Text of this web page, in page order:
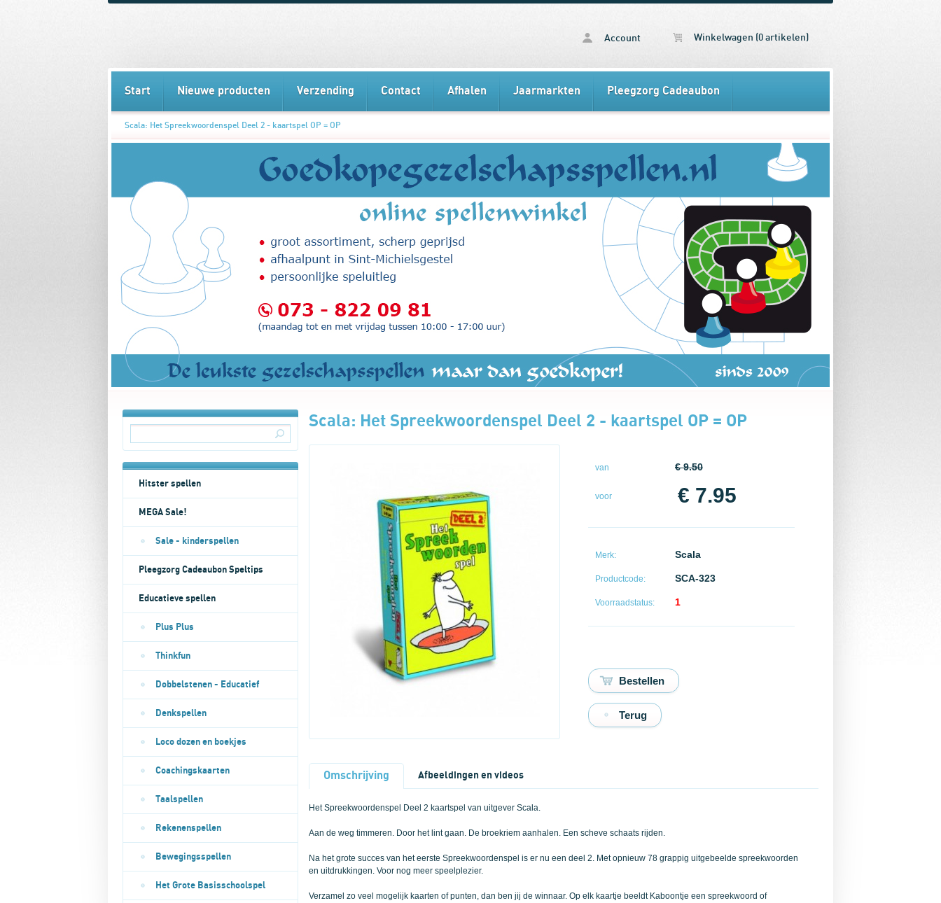
Account Winkelwagen (0 artikelen)
Start Nieuwe producten Verzending Contact Afhalen Jaarmarkten Pleegzorg Cadeaubon
Scala: Het Spreekwoordenspel Deel 2 - kaartspel OP = OP
Hitster spellen
MEGA Sale!
Sale - kinderspellen
Pleegzorg Cadeaubon Speltips
Educatieve spellen
Plus Plus
Thinkfun
Dobbelstenen - Educatief
Denkspellen
Loco dozen en boekjes
Coachingskaarten
Taalspellen
Rekenenspellen
Bewegingsspellen
Het Grote Basisschoolspel
Scala: Het Spreekwoordenspel Deel 2 - kaartspel OP = OP
van € 9.50
voor € 7.95
Merk: Scala
Productcode: SCA-323
Voorraadstatus: 1
Terug
Omschrijving Afbeeldingen en videos
Het Spreekwoordenspel Deel 2 kaartspel van uitgever Scala.
Aan de weg timmeren. Door het lint gaan. De broekriem aanhalen. Een scheve schaats rijden.
Na het grote succes van het eerste Spreekwoordenspel is er nu een deel 2. Met opnieuw 78 grappig uitgebeelde spreekwoorden
en uitdrukkingen. Voor nog meer speelplezier.
Verzamel zo veel mogelijk kaarten of punten, dan ben jij de winnaar. Op elk kaartje beeldt Kaboontje een spreekwoord of